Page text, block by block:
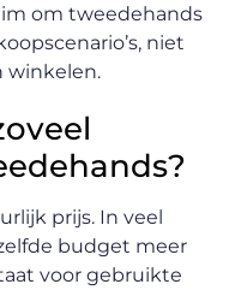
om tweedehands
niet
winkelen.
prijs. In veel
budget meer
voor gebruikte